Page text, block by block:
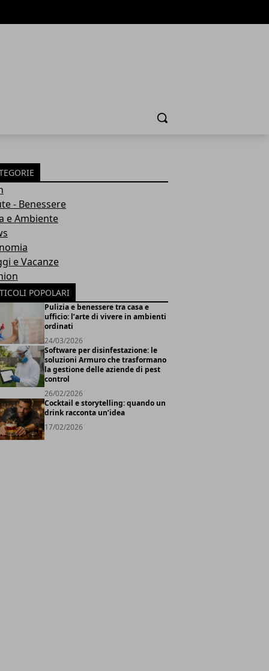
Cerca
- Benessere
e Ambiente
e Vacanze
POPOLARI
Pulizia e benessere tra casa e
ufficio: l’arte di vivere in ambienti
ordinati
24/03/2026
Software per disinfestazione: le
soluzioni Armuro che trasformano
la gestione delle aziende di pest
control
26/02/2026
Cocktail e storytelling: quando un
drink racconta un’idea
17/02/2026